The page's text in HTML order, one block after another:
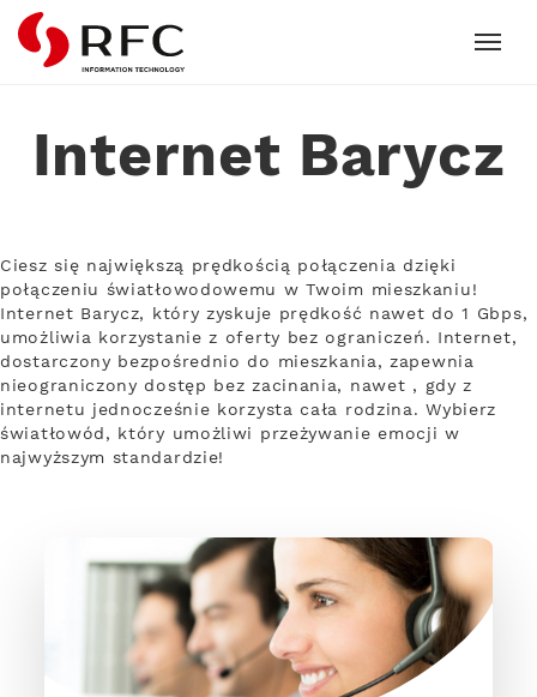
RFC
Internet Barycz
Ciesz się największą prędkością połączenia dzięki
połączeniu światłowodowemu w Twoim mieszkaniu!
Internet Barycz, który zyskuje prędkość nawet do 1 Gbps,
umożliwia korzystanie z oferty bez ograniczeń. Internet,
dostarczony bezpośrednio do mieszkania, zapewnia
nieograniczony dostęp bez zacinania, nawet , gdy z
internetu jednocześnie korzysta cała rodzina. Wybierz
światłowód, który umożliwi przeżywanie emocji w
najwyższym standardzie!